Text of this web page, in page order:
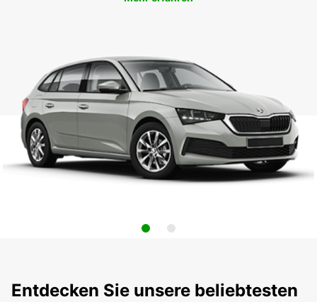
Entdecken Sie unsere beliebtesten